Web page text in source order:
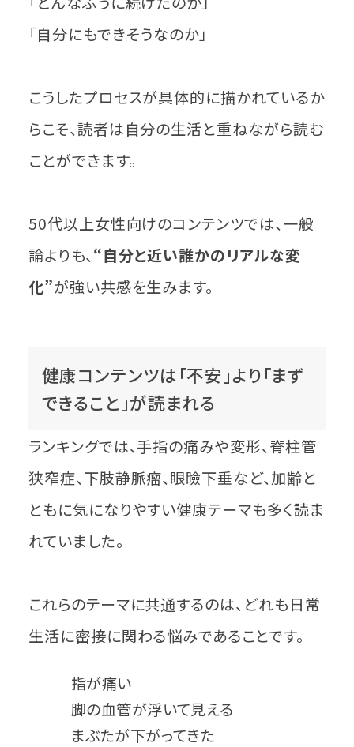
「自分にもできそうなのか」
こうしたプロセスが具体的に描かれているか
らこそ、読者は自分の生活と重ねながら読む
ことができます。
50代以上女性向けのコンテンツでは、一般
論よりも、“自分と近い誰かのリアルな変
化”が強い共感を生みます。
健康コンテンツは「不安」より「まず
できること」が読まれる
ランキングでは、手指の痛みや変形、脊柱管
狭窄症、下肢静脈瘤、眼瞼下垂など、加齢と
ともに気になりやすい健康テーマも多く読ま
れていました。
これらのテーマに共通するのは、どれも日常
生活に密接に関わる悩みであることです。
指が痛い
脚の血管が浮いて見える
まぶたが下がってきた